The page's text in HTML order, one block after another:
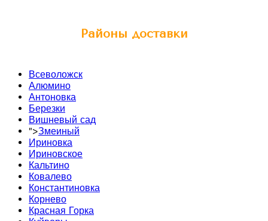
Районы доставки
Всеволожск
Алюмино
Антоновка
Березки
Вишневый сад
">Змеиный
Ириновка
Ириновское
Кальтино
Ковалево
Константиновка
Корнево
Красная Горка